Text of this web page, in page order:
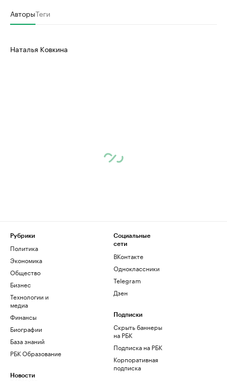
АвторыТеги
Наталья Ковкина
Рубрики
Политика
Экономика
Общество
Бизнес
Технологии и
медиа
Финансы
Биографии
База знаний
РБК Образование
Новости
Социальные
сети
ВКонтакте
Одноклассники
Telegram
Дзен
Подписки
Скрыть баннеры
на РБК
Подписка на РБК
Корпоративная
подписка